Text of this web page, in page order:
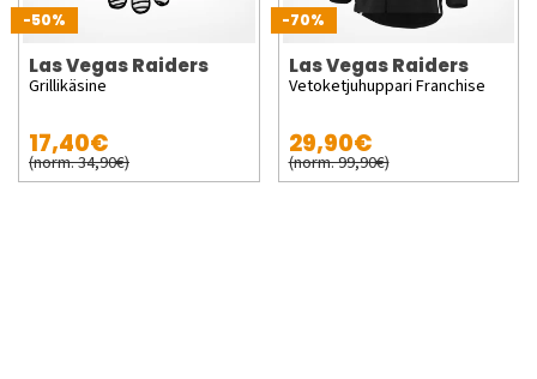
-50%
Las Vegas Raiders
Grillikäsine
17,40€
(norm. 34,90€)
-70%
Las Vegas Raiders
Vetoketjuhuppari Franchise
29,90€
(norm. 99,90€)